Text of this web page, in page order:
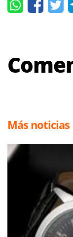
Más noticias